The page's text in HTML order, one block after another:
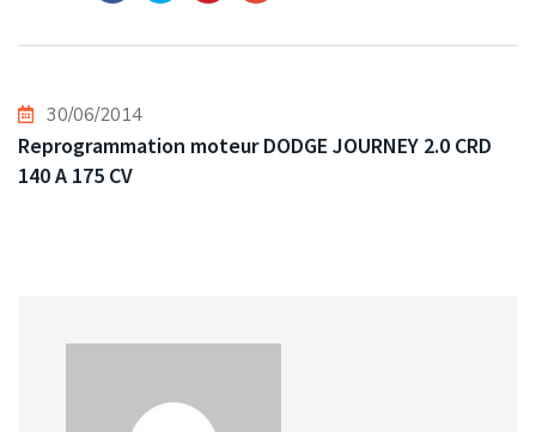
30/06/2014
Reprogrammation moteur DODGE JOURNEY 2.0 CRD
140 A 175 CV